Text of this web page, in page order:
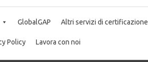
GlobalGAP Altri servizi di certificazione
Policy Lavora con noi